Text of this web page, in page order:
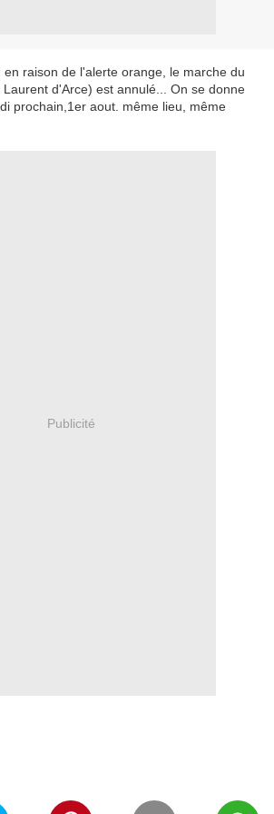
en raison de l'alerte orange, le marche du
d'Arce) est annulé... On se donne
prochain,1er aout. même lieu, même
Publicité